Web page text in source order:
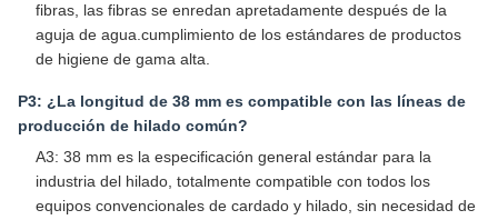
fibras, las fibras se enredan apretadamente después de la
aguja de agua.cumplimiento de los estándares de productos
de higiene de gama alta.
P3: ¿La longitud de 38 mm es compatible con las líneas de
producción de hilado común?
A3: 38 mm es la especificación general estándar para la
industria del hilado, totalmente compatible con todos los
equipos convencionales de cardado y hilado, sin necesidad de